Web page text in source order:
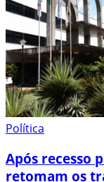
Política
Após recesso
retomam os